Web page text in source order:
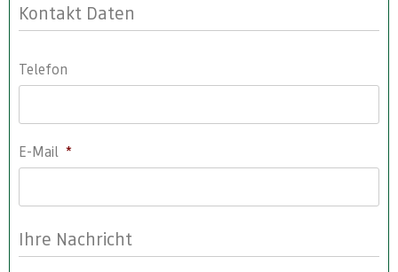
Kontakt Daten
Telefon
E-Mail *
Ihre Nachricht